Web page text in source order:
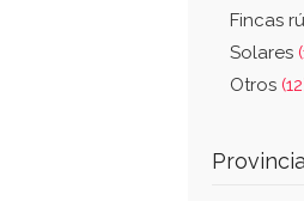
Fincas
Solares
Otros